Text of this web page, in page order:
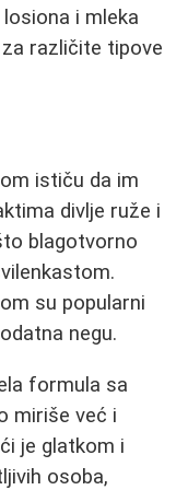
i mleka
različite tipove
ističu da im
divlje ruže i
blagotvorno
su popularni
negu.
formula sa
miriše već i
je glatkom i
osoba,